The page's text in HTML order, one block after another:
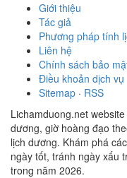
Giới thiệu
Tác giả
Phương pháp tính
Liên hệ
Chính sách bảo
Điều khoản dịch vụ
Sitemap · RSS
Lichamduong.net
dương, giờ hoàng đạo
lịch dương. Khám phá
ngày tốt, tránh ngày xấu
trong năm 2026.